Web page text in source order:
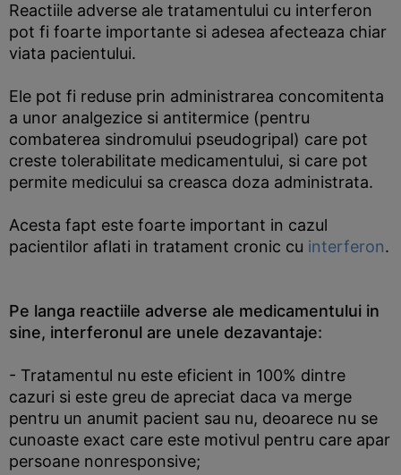
Reactiile adverse ale tratamentului cu interferon
pot fi foarte importante si adesea afecteaza chiar
viata pacientului.
Ele pot fi reduse prin administrarea concomitenta
a unor analgezice si antitermice (pentru
combaterea sindromului pseudogripal) care pot
creste tolerabilitate medicamentului, si care pot
permite medicului sa creasca doza administrata.
Acesta fapt este foarte important in cazul
pacientilor aflati in tratament cronic cu interferon.
Pe langa reactiile adverse ale medicamentului in
sine, interferonul are unele dezavantaje:
- Tratamentul nu este eficient in 100% dintre
cazuri si este greu de apreciat daca va merge
pentru un anumit pacient sau nu, deoarece nu se
cunoaste exact care este motivul pentru care apar
persoane nonresponsive;